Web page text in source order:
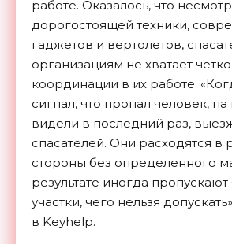
работе. Оказалось, что
дорогостоящей техники,
гаджетов и вертолетов,
организациям не хватает
координации в их работе.
сигнал, что пропал человек, на
видели в последний раз,
спасателей. Они расходятся в
стороны без определенного
результате иногда
участки, чего нельзя
в Keyhelp.